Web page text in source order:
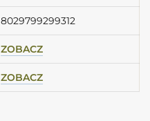
8029799299312
ZOBACZ
ZOBACZ